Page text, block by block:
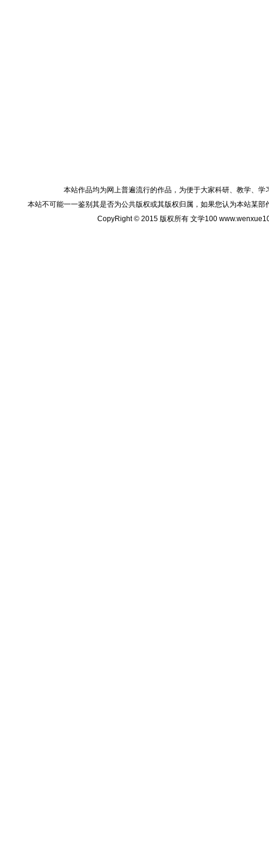
本站作品均为网上普遍流行的作品，为便于大家科研、教学、
本站不可能一一鉴别其是否为公共版权或其版权归属，如果您认为本站某
CopyRight © 2015 版权所有 文学100